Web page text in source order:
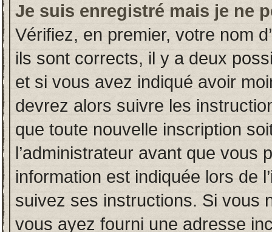
Je suis enregistré mais je ne
Vérifiez, en premier, votre nom
ils sont corrects, il y a deux
et si vous avez indiqué avoir
devrez alors suivre les
que toute nouvelle inscription
l’administrateur avant que vous
information est indiquée lors de
suivez ses instructions. Si vous
vous ayez fourni une adresse